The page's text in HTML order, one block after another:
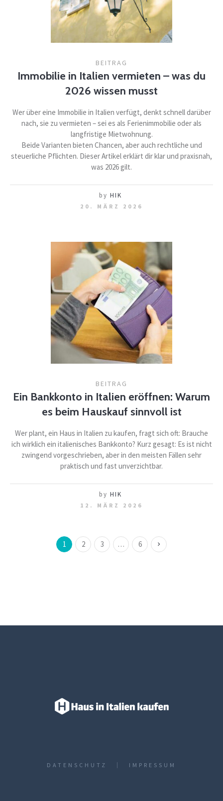
BEITRAG
Immobilie in Italien vermieten – was du
2026 wissen musst
Wer über eine Immobilie in Italien verfügt, denkt schnell darüber
nach, sie zu vermieten – sei es als Ferienimmobilie oder als
langfristige Mietwohnung.
Beide Varianten bieten Chancen, aber auch rechtliche und
steuerliche Pflichten. Dieser Artikel erklärt dir klar und praxisnah,
was 2026 gilt.
by HIK
20. MÄRZ 2026
BEITRAG
Ein Bankkonto in Italien eröffnen: Warum
es beim Hauskauf sinnvoll ist
Wer plant, ein Haus in Italien zu kaufen, fragt sich oft: Brauche
ich wirklich ein italienisches Bankkonto? Kurz gesagt: Es ist nicht
zwingend vorgeschrieben, aber in den meisten Fällen sehr
praktisch und fast unverzichtbar.
by HIK
12. MÄRZ 2026
1 2 3 … 6
DATENSCHUTZ­ IMPRESSUM